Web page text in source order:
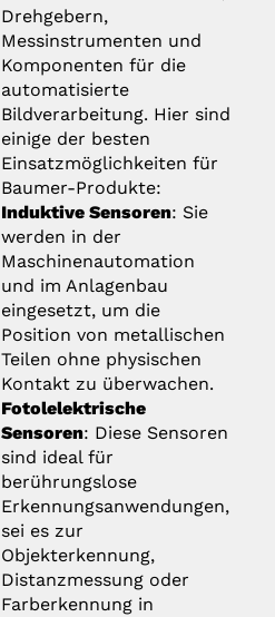
Drehgebern,
Messinstrumenten und
Komponenten für die
automatisierte
Bildverarbeitung. Hier sind
einige der besten
Einsatzmöglichkeiten für
Baumer-Produkte:
Induktive Sensoren: Sie
werden in der
Maschinenautomation
und im Anlagenbau
eingesetzt, um die
Position von metallischen
Teilen ohne physischen
Kontakt zu überwachen.
Fotolelektrische
Sensoren: Diese Sensoren
sind ideal für
berührungslose
Erkennungsanwendungen,
sei es zur
Objekterkennung,
Distanzmessung oder
Farberkennung in